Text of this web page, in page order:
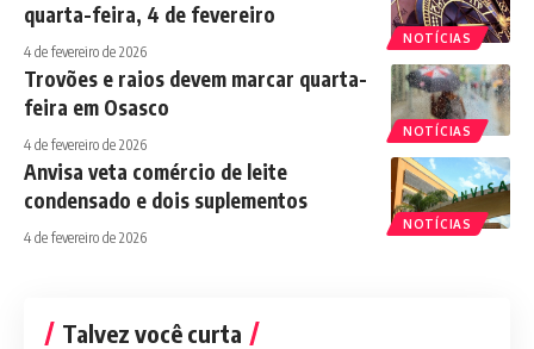
NOTÍCIAS
quarta-feira, 4 de fevereiro
4 de fevereiro de 2026
NOTÍCIAS
Trovões e raios devem marcar quarta-
feira em Osasco
4 de fevereiro de 2026
NOTÍCIAS
Anvisa veta comércio de leite
condensado e dois suplementos
4 de fevereiro de 2026
Talvez você curta